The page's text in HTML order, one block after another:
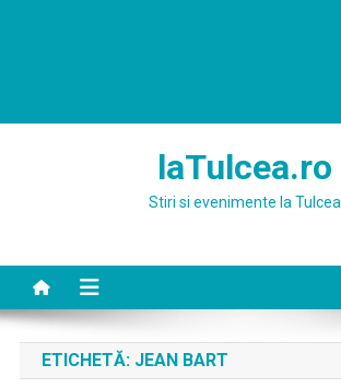
laTulcea.ro
Stiri si evenimente la Tulcea
ETICHETĂ: JEAN BART